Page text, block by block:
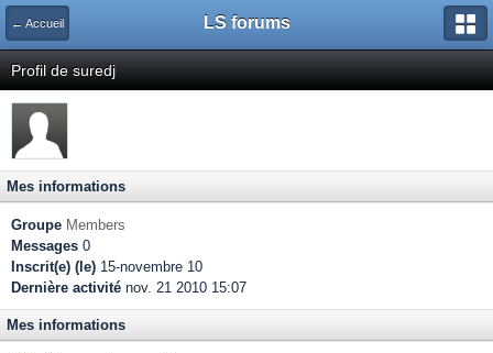
← Accueil LS forums
Profil de suredj
Mes informations
Groupe Members
Messages 0
Inscrit(e) (le) 15-novembre 10
Dernière activité nov. 21 2010 15:07
Mes informations